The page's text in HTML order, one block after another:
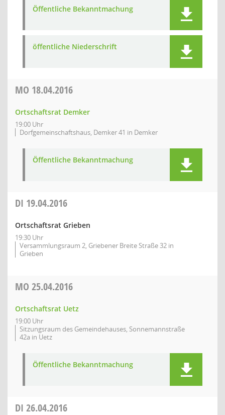
Öffentliche Bekanntmachung
öffentliche Niederschrift
MO 18.04.2016
Ortschaftsrat Demker
19:00 Uhr
Dorfgemeinschaftshaus, Demker 41 in Demker
Öffentliche Bekanntmachung
DI 19.04.2016
Ortschaftsrat Grieben
19:30 Uhr
Versammlungsraum 2, Griebener Breite Straße 32 in
Grieben
MO 25.04.2016
Ortschaftsrat Uetz
19:00 Uhr
Sitzungsraum des Gemeindehauses, Sonnemannstraße
42a in Uetz
Öffentliche Bekanntmachung
DI 26.04.2016